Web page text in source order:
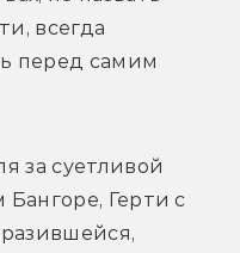
всегда
перед самим
за суетливой
Герти с